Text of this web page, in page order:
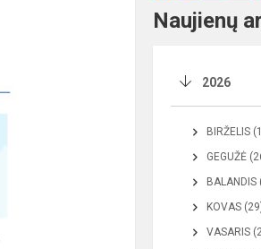
Naujienų
2026
BIRŽELIS
GEGUŽĖ
BALANDIS
KOVAS
VASARIS